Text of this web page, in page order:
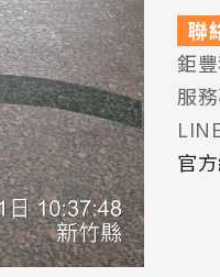
聯
鉅
服
官